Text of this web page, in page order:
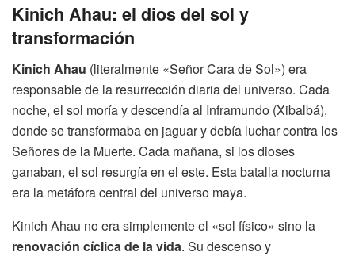
Kinich Ahau: el dios del sol y
transformación
Kinich Ahau (literalmente «Señor Cara de Sol») era
responsable de la resurrección diaria del universo. Cada
noche, el sol moría y descendía al Inframundo (Xibalbá),
donde se transformaba en jaguar y debía luchar contra los
Señores de la Muerte. Cada mañana, si los dioses
ganaban, el sol resurgía en el este. Esta batalla nocturna
era la metáfora central del universo maya.
Kinich Ahau no era simplemente el «sol físico» sino la
renovación cíclica de la vida. Su descenso y